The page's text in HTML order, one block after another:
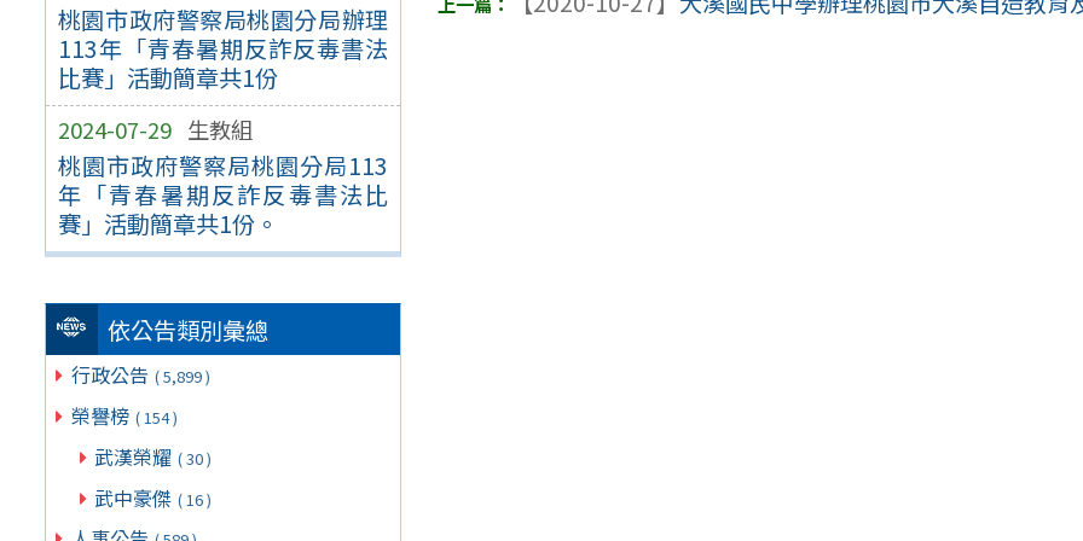
桃園市政府警察局桃園分局辦理
113年「青春暑期反詐反毒書法
比賽」活動簡章共1份
2024-07-29 生教組
桃園市政府警察局桃園分局113
年「青春暑期反詐反毒書法比
賽」活動簡章共1份。
依公告類別彙總
行政公告 ( 5,899 )
榮譽榜 ( 154 )
武漢榮耀 ( 30 )
武中豪傑 ( 16 )